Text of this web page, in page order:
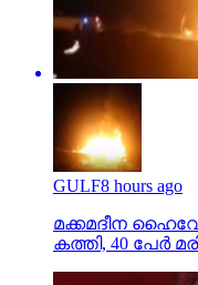
GULF8 hours ago
മക്കമദീന
കത്തി, 40 പേര്‍